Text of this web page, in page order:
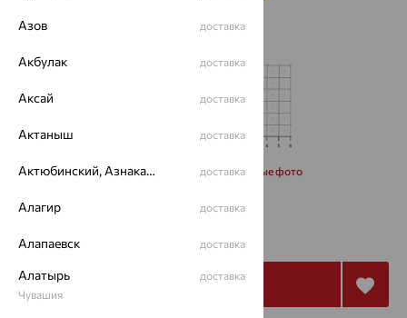
Запросить дополнительные фото
от 29 467
Купить
Азов доставка
Акбулак доставка
Аксай доставка
Актаныш доставка
Актюбинский, Азнакаевский район доставка
Алагир доставка
Алапаевск доставка
Алатырь
Чувашия
доставка